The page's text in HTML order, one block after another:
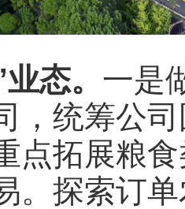
态。 一是
，统筹公
点拓展粮
。探索订